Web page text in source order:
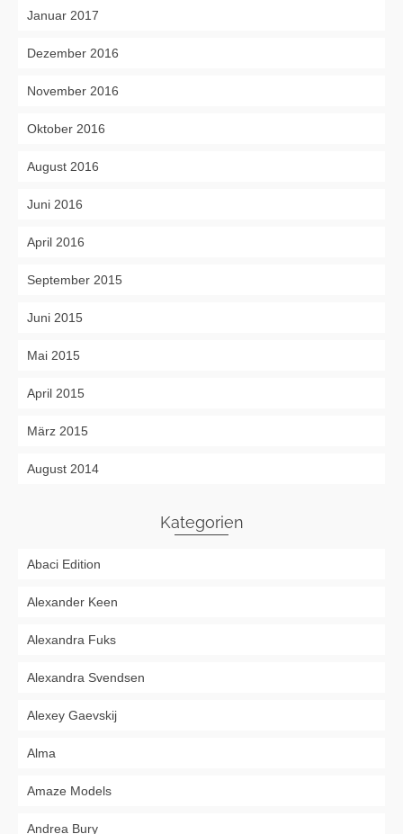
Januar 2017
Dezember 2016
November 2016
Oktober 2016
August 2016
Juni 2016
April 2016
September 2015
Juni 2015
Mai 2015
April 2015
März 2015
August 2014
Kategorien
Abaci Edition
Alexander Keen
Alexandra Fuks
Alexandra Svendsen
Alexey Gaevskij
Alma
Amaze Models
Andrea Bury